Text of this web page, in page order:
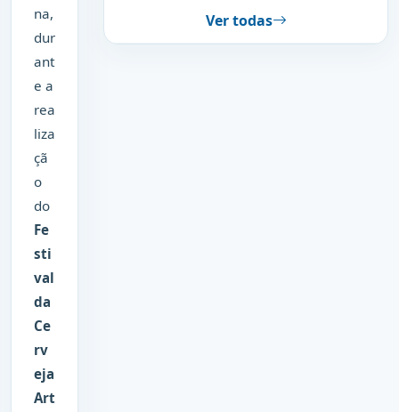
na,
dur
ant
e a
rea
liza
çã
o
do
Fe
sti
val
da
Ce
rv
eja
Art
Ver todas